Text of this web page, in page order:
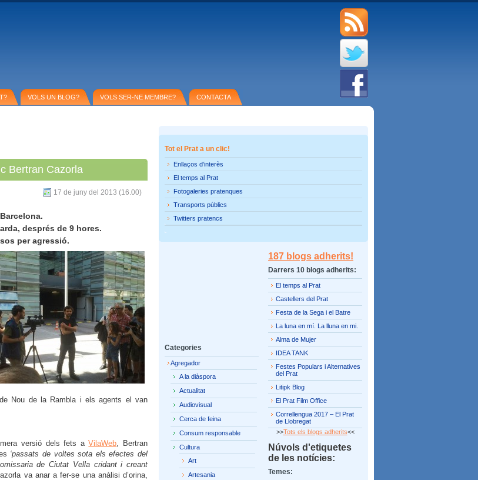
VOLS UN BLOG? VOLS SER-NE MEMBRE? CONTACTA
Bertran Cazorla
17 de juny del 2013 (16.00)
després de 9 hores.
per agressió.
Nou de la Rambla i els agents el van
versió dels fets aVilaWeb, Bertran
‘passats de voltes sota els efectes del
de Ciutat Vella cridant i creant
va anar a fer-se una anàlisi d’orina,
Tot el Prat a un clic!
Enllaços d’interès
El temps al Prat
Fotogaleries pratenques
Transports públics
Twitters pratencs
Categories
Agregador
A la diàspora
Actualitat
Audiovisual
Cerca de feina
Consum responsable
Cultura
Art
Artesania
187 blogs adherits!
Darrers 10 blogs adherits:
El temps al Prat
Castellers del Prat
Festa de la Sega i el Batre
La luna en mí. La lluna en mi.
Alma de Mujer
IDEA TANK
Festes Populars i Alternatives
del Prat
Litipk Blog
El Prat Film Office
Correllengua 2017 – El Prat
de Llobregat
>>Tots els blogs adherits<<
Núvols d'etiquetes
de les notícies:
Temes: